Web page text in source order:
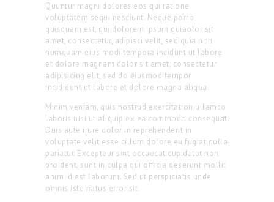
Ramadan
About Us
Services
Events
Prayer Times
Contacts
Quuntur magni dolores eos qui ratione
voluptatem sequi nesciunt. Neque porro
quisquam est, qui dolorem ipsum quiaolor sit
amet, consectetur, adipisci velit, sed quia non
numquam eius modi tempora incidunt ut labore
et dolore magnam dolor sit amet, consectetur
adipisicing elit, sed do eiusmod tempor
incididunt ut labore et dolore magna aliqua.
Minim veniam, quis nostrud exercitation ullamco
laboris nisi ut aliquip ex ea commodo consequat.
Duis aute irure dolor in reprehenderit in
voluptate velit esse cillum dolore eu fugiat nulla
pariatur. Excepteur sint occaecat cupidatat non
proident, sunt in culpa qui officia deserunt mollit
anim id est laborum. Sed ut perspiciatis unde
omnis iste natus error sit.